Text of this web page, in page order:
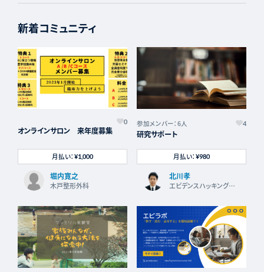
新着コミュニティ
0
オンラインサロン 来年度募集
月払い： ¥1,000
堀内寛之
木戸整形外科
参加メンバー：6人 4
研究サポート
月払い：¥980
北川孝
エビデンスハッキングラ